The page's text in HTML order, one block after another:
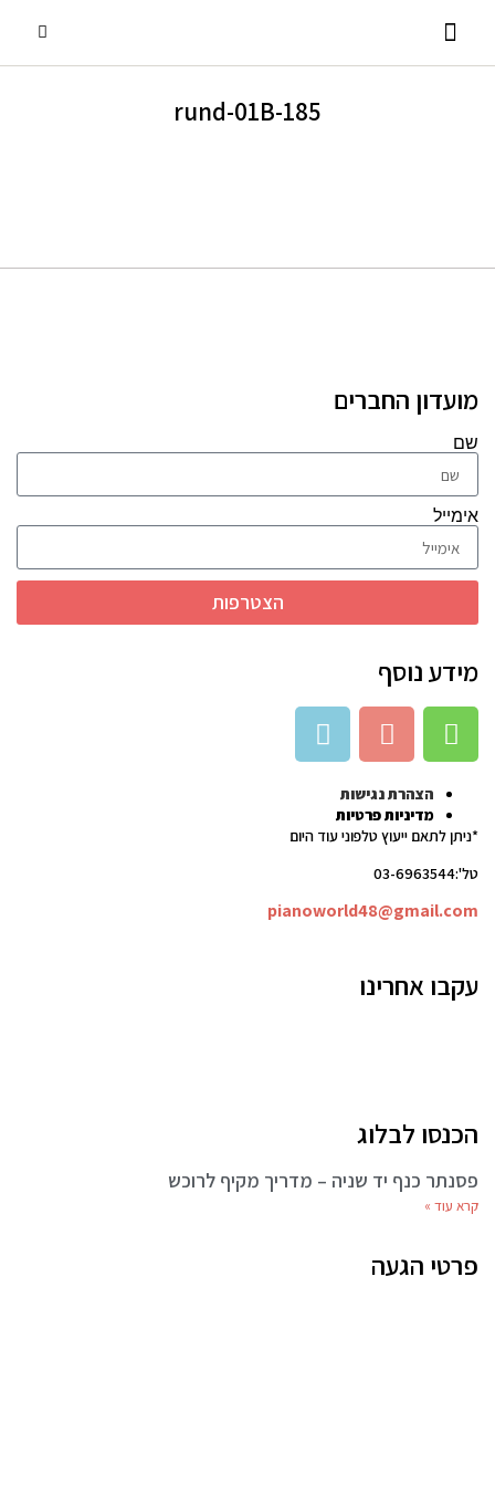
185-rund-01B
מועדון החברים
שם
אימייל
הצטרפות
מידע נוסף
הצהרת נגישות
מדיניות פרטיות
*ניתן לתאם ייעוץ טלפוני עוד היום
טל':03-6963544
pianoworld48@gmail.com
עקבו אחרינו
הכנסו לבלוג
פסנתר כנף יד שניה – מדריך מקיף לרוכש
קרא עוד »
פרטי הגעה